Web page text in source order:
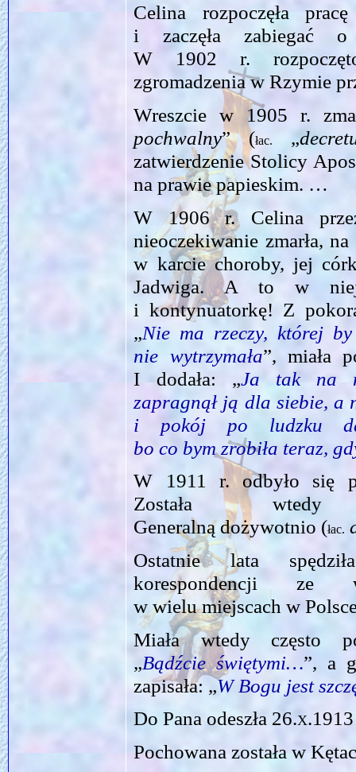
Celina rozpoczęła
i zaczęła zabiegać o
W 1902 r.
zgromadzenia w Rzymie
Wreszcie w 1905 r.
pochwalny” (łac. „
zatwierdzenie Stolicy
na prawie papieskim. …
W 1906 r. Celina
nieoczekiwanie zmarła, na
w karcie choroby, jej
Jadwiga. A to w niej
i kontynuatorkę! Z
„Nie ma rzeczy, której
nie wytrzymała”, miała
I dodała: „Ja tak na
zapragnął ją dla siebie, a
i pokój po ludzku
bo co bym zrobiła teraz,
W 1911 r. odbyło się
Została wtedy
Generalną dożywotnio (łac.
Ostatnie lata
korespondencji ze
w wielu miejscach w
Miała wtedy często
„Bądźcie świętymi…”, a
zapisała: „W Bogu jest
Do Pana odeszła 26.x.1913
Pochowana została w